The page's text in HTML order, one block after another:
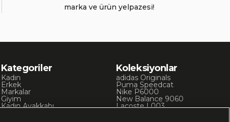
marka ve ürün yelpazesi!
Kategoriler
Kadın
Erkek
Markalar
Giyim
Kadın Ayakkabı
Koleksiyonlar
adidas Originals
Puma Speedcat
Nike P6000
New Balance 9060
Lacoste L003